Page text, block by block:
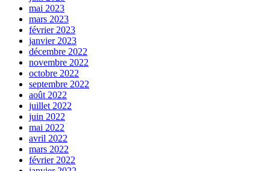
mai 2023
mars 2023
février 2023
janvier 2023
décembre 2022
novembre 2022
octobre 2022
septembre 2022
août 2022
juillet 2022
juin 2022
mai 2022
avril 2022
mars 2022
février 2022